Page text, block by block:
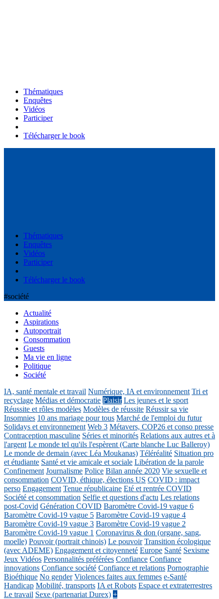
Thématiques
Enquêtes
Vidéos
Participer
Télécharger le book
Thématiques
Enquêtes
Vidéos
Participer
Télécharger le book
#société
Actualité
Aspirations
Autoportrait
Consommation
Guests
Ma vie en ligne
Politique
Société
IA, santé mentale et travail Numérique, IA et environnement Tri et
recyclage Médias et démocratie Plaisir Les jeunes et le sport
Réussite et rôles modèles Modèles de réussite Réussir sa vie
Insomnies 10 ans mariage pour tous Marché de l'emploi du futur
Solidays et environnement Web 3 Métavers, COP26 et conso presse
Contraception masculine Séries et minorités Relations aux autres et à
l'argent Le monde tel qu'ils l'espèrent (Carte blanche Luc Balleroy)
Le monde de demain (avec Léa Moukanas) Téléréalité Situation pro
et étudiante Santé et vie amicale et sociale Libération de la parole
Confinement Journalisme Police Bilan année 2020 Vie sexuelle et
consommation COVID, éthique, élections US COVID : impact
perso Engagement Tenue républicaine Eté et rentrée COVID
Société et consommation Selfie et questions d'actu Les relations
post-Covid Génération COVID Baromètre Covid-19 vague 6
Baromètre Covid-19 vague 5 Baromètre Covid-19 vague 4
Baromètre Covid-19 vague 3 Baromètre Covid-19 vague 2
Baromètre Covid-19 vague 1 Coronavirus & don (organe, sang,
moelle) Pouvoir (portrait chinois) Le pouvoir Transition écologique
(avec ADEME) Engagement et citoyenneté Europe Santé Sexisme
Jeux Vidéos Personnalités préférées Confiance Confiance
innovations Confiance société Confiance et relations Pornographie
Bioéthique No gender Violences faites aux femmes e-Santé
Handicap Mobilité, transports IA et Robots Espace et extraterrestres
Le travail Sexe (partenariat Durex) +